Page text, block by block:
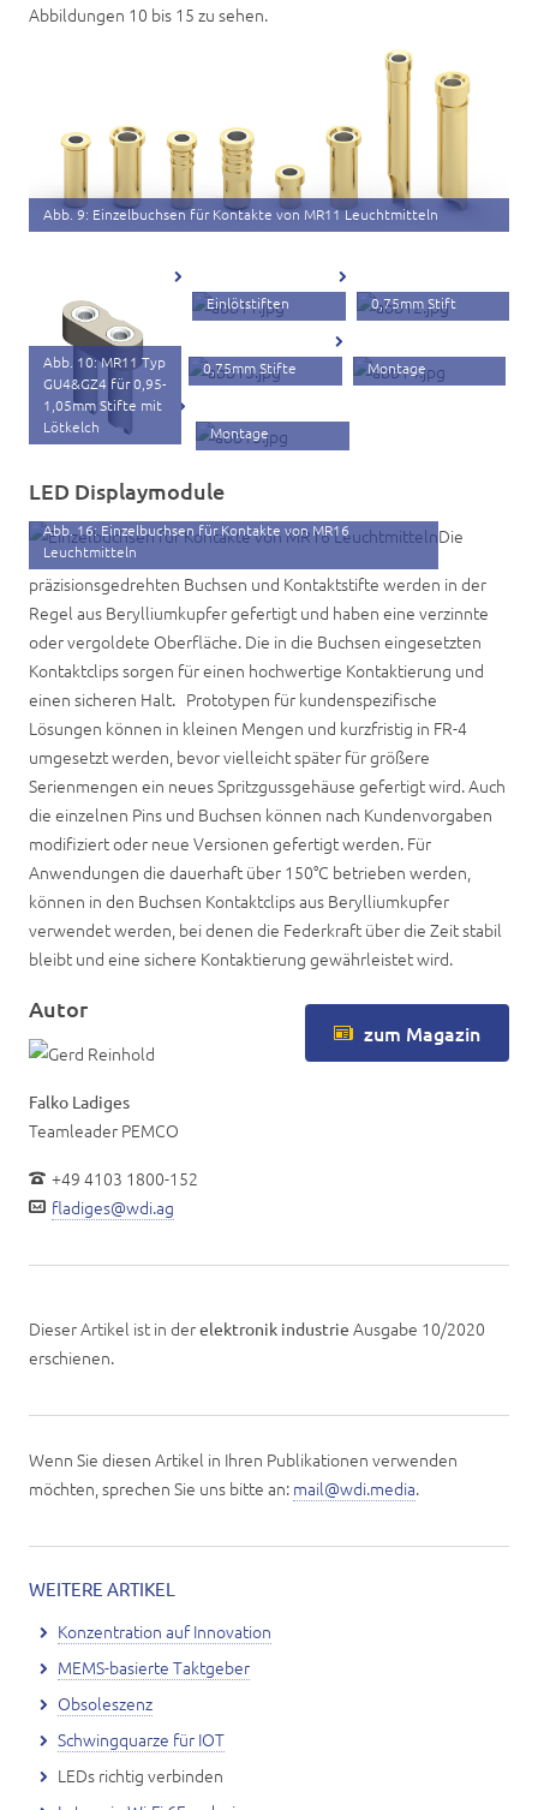
Abbildungen 10 bis 15 zu sehen.
Abb. 9: Einzelbuchsen für Kontakte von MR11 Leuchtmitteln
Abb. 10: MR11 Typ
GU4&GZ4 für 0,95-
1,05mm Stifte mit
Lötkelch
Abb. 11: MR11 Typ
Einlötstiften
0,75mm Stift
Abb. 13: MR11 Typ
0,75mm Stifte
Abb. 14: MR16
Montage
Abb. 15: MR16
Montage
LED Displaymodule
Abb. 16: Einzelbuchsen für Kontakte von MR16
Leuchtmitteln
Die
präzisionsgedrehten Buchsen und Kontaktstifte werden in der
Regel aus Berylliumkupfer gefertigt und haben eine verzinnte
oder vergoldete Oberfläche. Die in die Buchsen eingesetzten
Kontaktclips sorgen für einen hochwertige Kontaktierung und
einen sicheren Halt. Prototypen für kundenspezifische
Lösungen können in kleinen Mengen und kurzfristig in FR-4
umgesetzt werden, bevor vielleicht später für größere
Serienmengen ein neues Spritzgussgehäuse gefertigt wird. Auch
die einzelnen Pins und Buchsen können nach Kundenvorgaben
modifiziert oder neue Versionen gefertigt werden. Für
Anwendungen die dauerhaft über 150°C betrieben werden,
können in den Buchsen Kontaktclips aus Berylliumkupfer
verwendet werden, bei denen die Federkraft über die Zeit stabil
bleibt und eine sichere Kontaktierung gewährleistet wird.
zum Magazin
Autor
Falko Ladiges
Teamleader PEMCO
+49 4103 1800-152
fladiges@wdi.ag
Dieser Artikel ist in derelektronik industrie Ausgabe 10/2020
erschienen.
Wenn Sie diesen Artikel in Ihren Publikationen verwenden
möchten, sprechen Sie uns bitte an: mail@wdi.media.
WEITERE ARTIKEL
Konzentration auf Innovation
MEMS-basierte Taktgeber
Obsoleszenz
Schwingquarze für IOT
LEDs richtig verbinden